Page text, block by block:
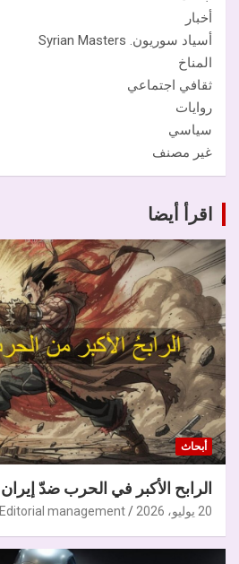
أخبار
أسياد سوريون. Syrian Masters
المناخ
ثقافي اجتماعي
روايات
سياسي
غير مصنف
اقرأ أيضا
أبحاث
الرابح الأكبر في الحرب ضدّ إيران
20 يوليو، 2026 Editorial management